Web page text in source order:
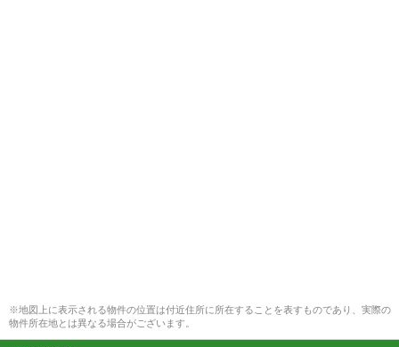
※地図上に表示される物件の位置は付近住所に所在することを表すものであり、実際の
物件所在地とは異なる場合がございます。